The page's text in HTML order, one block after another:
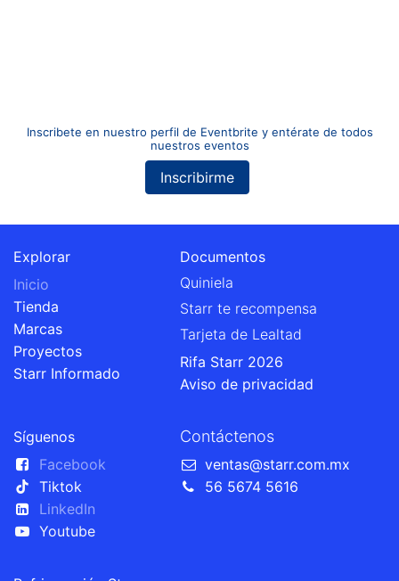
Inscribete en nuestro perfil de Eventbrite y entérate de todos
nuestros eventos
Inscribirme
Explorar
Inicio
Tienda
Marcas
Proyectos
Starr Informado
Documentos
Quiniela
Starr te recompensa
Tarjeta de Lealtad
Rifa Starr 2026
Aviso de privacidad
Síguenos
Facebook
Tiktok
LinkedIn
Youtube
Contáctenos
ventas@starr.com.mx
56 5674 5616